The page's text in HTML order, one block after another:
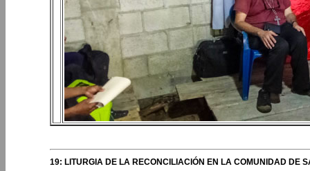
19: LITURGIA DE LA RECONCILIACIÓN EN LA COMUNIDAD DE